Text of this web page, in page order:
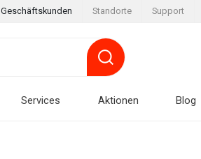
Geschäftskunden Standorte Support
Services Aktionen Blog